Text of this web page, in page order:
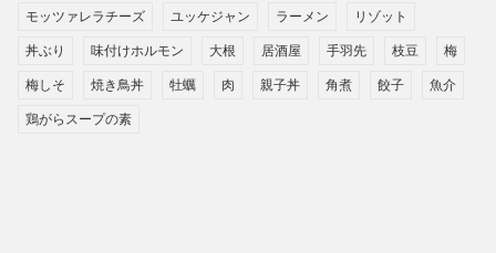
モッツァレラチーズ ユッケジャン ラーメン リゾット
丼ぶり 味付けホルモン 大根 居酒屋 手羽先 枝豆 梅
梅しそ 焼き鳥丼 牡蠣 肉 親子丼 角煮 餃子 魚介
鶏がらスープの素